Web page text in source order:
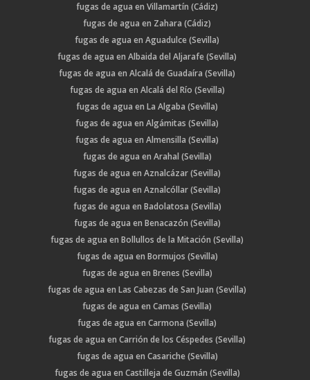
fugas de agua en Villamartín (Cádiz)
fugas de agua en Zahara (Cádiz)
fugas de agua en Aguadulce (Sevilla)
fugas de agua en Albaida del Aljarafe (Sevilla)
fugas de agua en Alcalá de Guadaíra (Sevilla)
fugas de agua en Alcalá del Río (Sevilla)
fugas de agua en La Algaba (Sevilla)
fugas de agua en Algámitas (Sevilla)
fugas de agua en Almensilla (Sevilla)
fugas de agua en Arahal (Sevilla)
fugas de agua en Aznalcázar (Sevilla)
fugas de agua en Aznalcóllar (Sevilla)
fugas de agua en Badolatosa (Sevilla)
fugas de agua en Benacazón (Sevilla)
fugas de agua en Bollullos de la Mitación (Sevilla)
fugas de agua en Bormujos (Sevilla)
fugas de agua en Brenes (Sevilla)
fugas de agua en Las Cabezas de San Juan (Sevilla)
fugas de agua en Camas (Sevilla)
fugas de agua en Carmona (Sevilla)
fugas de agua en Carrión de los Céspedes (Sevilla)
fugas de agua en Casariche (Sevilla)
fugas de agua en Castilleja de Guzmán (Sevilla)